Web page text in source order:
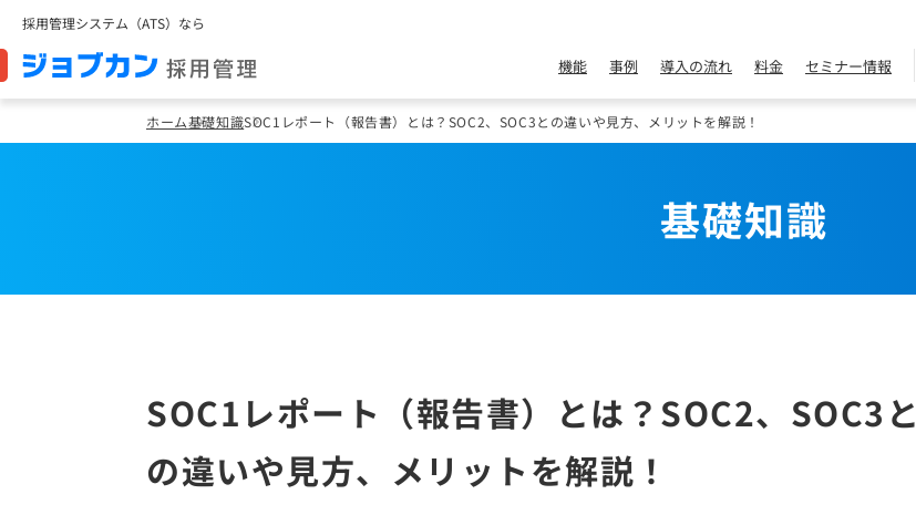
採用管理システム（ATS）なら
機能 事例 導入の流れ 料金 セミナー情報
ホーム基礎知識SOC1レポート（報告書）とは？SOC2、SOC3との違いや見方、メリットを解説！
基礎知識
SOC1レポート（報告書）とは？SOC2、SOC3と
の違いや見方、メリットを解説！